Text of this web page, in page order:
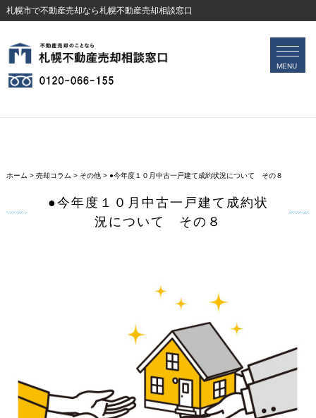
札幌市で不動産売却なら札幌不動産売却相談窓口
MENU
無料査定フォーム
ホーム > 売却コラム > その他> ●今年度１０月中古一戸建て成約状況について その８
●今年度１０月中古一戸建て成約状
況について その８